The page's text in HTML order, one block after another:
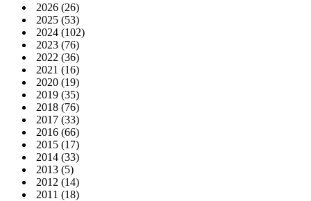
2026 (26)
2025 (53)
2024 (102)
2023 (76)
2022 (36)
2021 (16)
2020 (19)
2019 (35)
2018 (76)
2017 (33)
2016 (66)
2015 (17)
2014 (33)
2013 (5)
2012 (14)
2011 (18)